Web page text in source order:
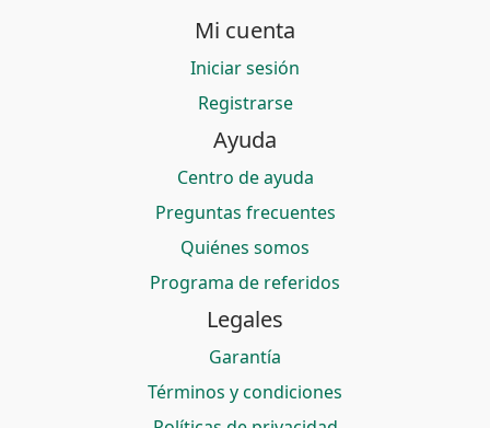
Mi cuenta
Iniciar sesión
Registrarse
Ayuda
Centro de ayuda
Preguntas frecuentes
Quiénes somos
Programa de referidos
Legales
Garantía
Términos y condiciones